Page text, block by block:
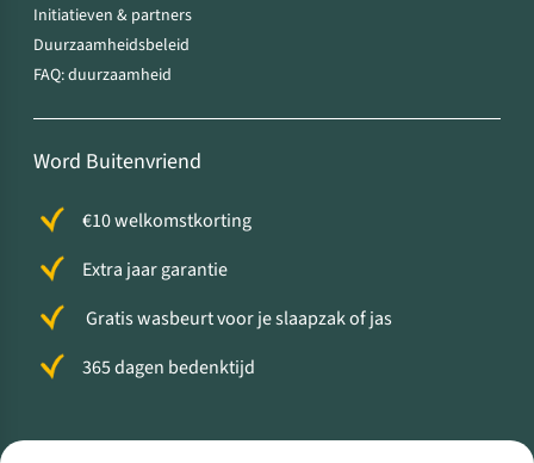
Initiatieven & partners
Duurzaamheidsbeleid
FAQ: duurzaamheid
Word Buitenvriend
€10 welkomstkorting
Extra jaar garantie
Gratis wasbeurt voor je slaapzak of jas
365 dagen bedenktijd